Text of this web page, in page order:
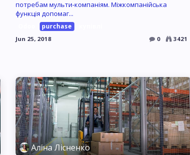
потребам мульти-компаніям. Міжкомпанійська
функція допомаг...
purchase
Jun 25, 2018 0 3421
Аліна Лісненко